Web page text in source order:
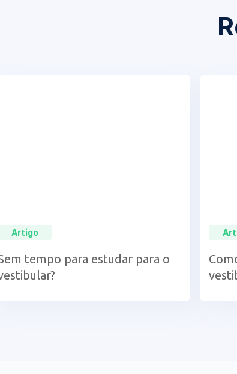
Artigo
tempo para estudar para o